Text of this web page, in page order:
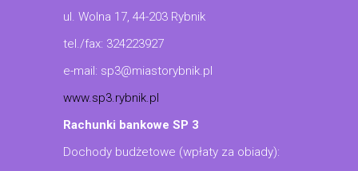
ul. Wolna 17, 44-203 Rybnik
tel./fax: 324223927
e-mail: sp3@miastorybnik.pl
www.sp3.rybnik.pl
Rachunki bankowe SP 3
Dochody budżetowe (wpłaty za obiady):